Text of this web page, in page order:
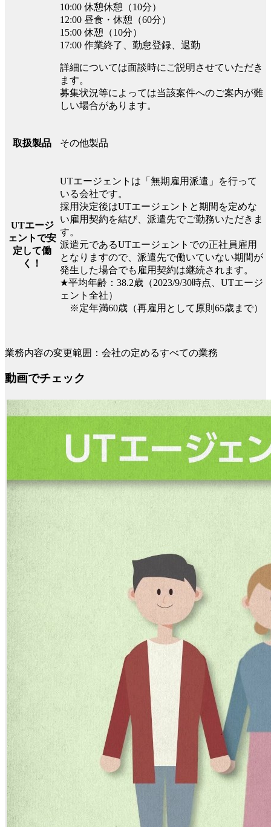
10:00 休憩休憩（10分）
12:00 昼食・休憩（60分）
15:00 休憩（10分）
17:00 作業終了、勤怠登録、退勤
詳細については面談時にご説明させていただき
ます。
募集状況等によっては当該案件へのご案内が難
しい場合があります。
取扱製品 その他製品
UTエージ
ェントで安
定して働
く！
UTエージェントは「無期雇用派遣」を行って
いる会社です。
採用決定後はUTエージェントと期間を定めな
い雇用契約を結び、派遣先でご勤務いただきま
す。
派遣元であるUTエージェントでの正社員雇用
となりますので、派遣先で働いていない期間が
発生した場合でも雇用契約は継続されます。
★平均年齢：38.2歳（2023/9/30時点、UTエージ
ェント全社）
※定年満60歳（再雇用として原則65歳まで）
業務内容の変更範囲：会社の定めるすべての業務
動画でチェック